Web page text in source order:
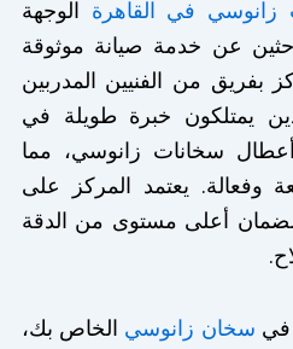
زانوسي في القاهرة الوجهة
عن خدمة صيانة موثوقة
بفريق من الفنيين المدربين
يمتلكون خبرة طويلة في
سخانات زانوسي، مما
وفعالة. يعتمد المركز على
أعلى مستوى من الدقة
في سخان زانوسي الخاص بك،